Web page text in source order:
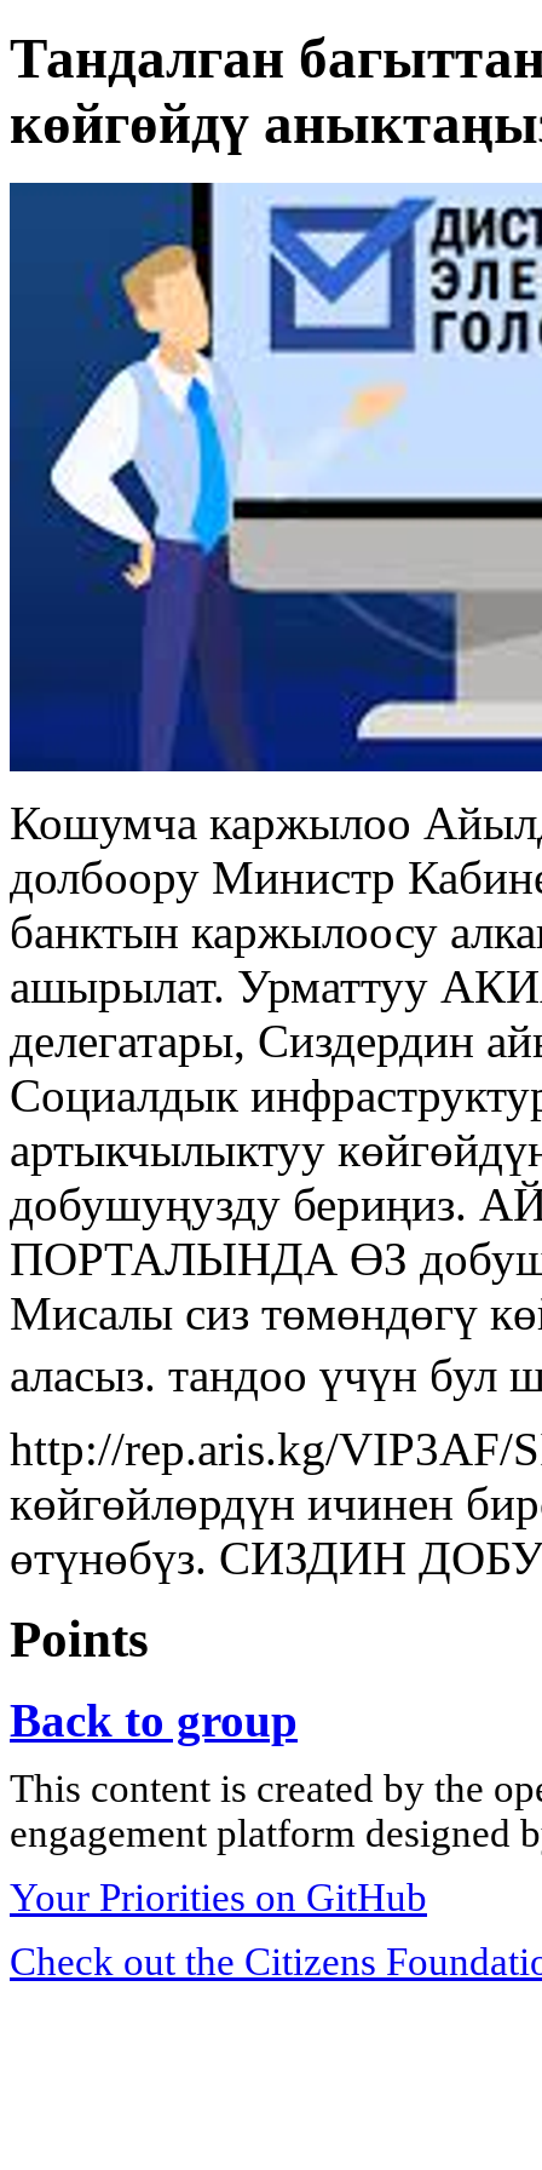
Тандалган
көйгөйдү
Кошумча каржылоо
долбоору Министр
банктын каржылоосу
ашырылат. Урматтуу
делегатары, Сиздердин
Социалдык
артыкчылыктуу
добушуңузду
ПОРТАЛЫНДА ӨЗ
Мисалы сиз төмөндөгү
аласыз. тандоо үчүн бул
http://rep.aris.kg/VIP3AF/
көйгөйлөрдүн ичинен
өтүнөбүз. СИЗДИН
Points
Back to group
This content is created by the
engagement platform designed
Your Priorities on GitHub
Check out the Citizens